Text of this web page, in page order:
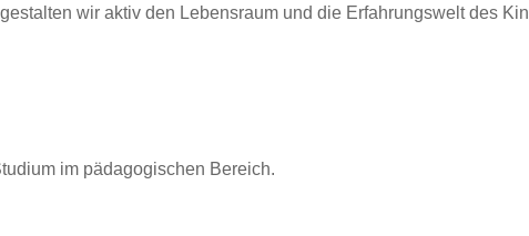
wir aktiv den Lebensraum und die Erfahrungswelt des
im pädagogischen Bereich.